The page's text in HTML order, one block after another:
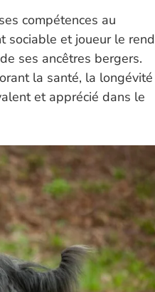
compétences au
sociable et joueur le rend
ses ancêtres bergers.
la santé, la longévité
et apprécié dans le